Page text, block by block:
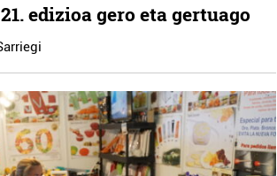
edizioa gero eta gertuago